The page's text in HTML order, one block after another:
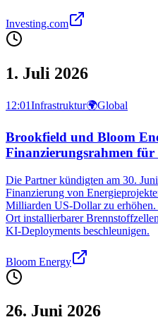
Investing.com
1. Juli 2026
12:01Infrastruktur🌍Global
Brookfield und Bloom
Finanzierungsrahmen
Die Partner kündigten am 30.
Finanzierung von
Milliarden US-Dollar zu
Ort installierbarer
KI‑Deployments beschleunigen.
Bloom Energy
26. Juni 2026